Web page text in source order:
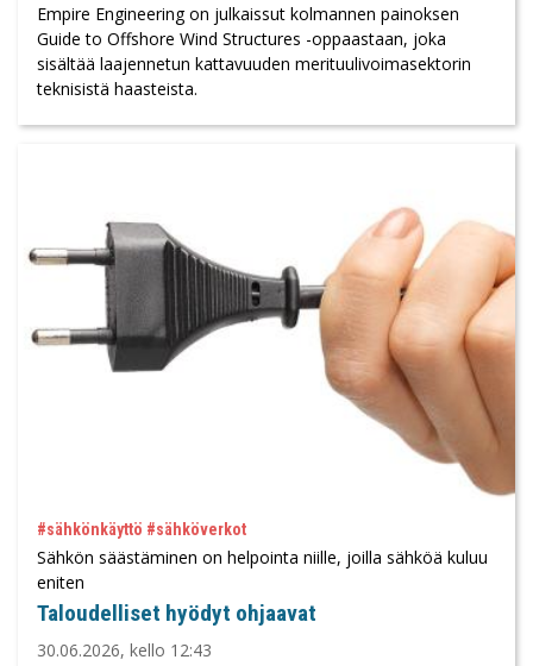
Empire Engineering on julkaissut kolmannen painoksen
Guide to Offshore Wind Structures -oppaastaan, joka
sisältää laajennetun kattavuuden merituulivoimasektorin
teknisistä haasteista.
#sähkönkäyttö #sähköverkot
Sähkön säästäminen on helpointa niille, joilla sähköä kuluu
eniten
Taloudelliset hyödyt ohjaavat
30.06.2026, kello 12:43